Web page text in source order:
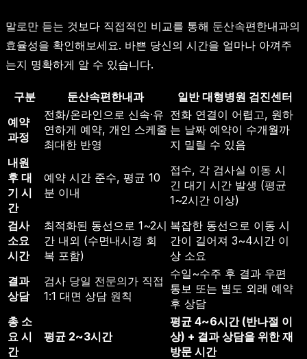
말로만 듣는 것보다 직접적인 비교를 통해 둔산속편한내과의
효율성을 확인해보세요. 바쁜 당신의 시간을 얼마나 아껴주
는지 명확하게 알 수 있습니다.
구분 둔산속편한내과
일반 대형병원 검진센터
예약
과정
전화/온라인으로 신속·유
연하게 예약, 개인 스케줄
최대한 반영
전화 연결이 어렵고, 원하
는 날짜 예약이 수개월까
지 밀릴 수 있음
내원
후 대
기 시
간
예약 시간 준수, 평균 10
분 이내
접수, 각 검사실 이동 시
긴 대기 시간 발생 (평균
1~2시간 이상)
검사
소요
시간
최적화된 동선으로 1~2시
간 내외 (수면내시경 회
복 포함)
복잡한 동선으로 이동 시
간이 길어져 3~4시간 이
상 소요
결과
상담
검사 당일 전문의가 직접
1:1 대면 상담 원칙
수일~수주 후 결과 우편
통보 또는 별도 외래 예약
후 상담
총 소
요 시
간
평균 2~3시간
평균 4~6시간 (반나절 이
상) + 결과 상담을 위한 재
방문 시간